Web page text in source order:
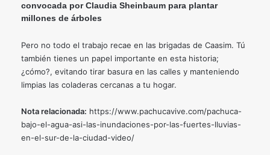
convocada por Claudia Sheinbaum para plantar
millones de árboles
Pero no todo el trabajo recae en las brigadas de Caasim. Tú
también tienes un papel importante en esta historia;
¿cómo?, evitando tirar basura en las calles y manteniendo
limpias las coladeras cercanas a tu hogar.
Nota relacionada: https://www.pachucavive.com/pachuca-
bajo-el-agua-asi-las-inundaciones-por-las-fuertes-lluvias-
en-el-sur-de-la-ciudad-video/